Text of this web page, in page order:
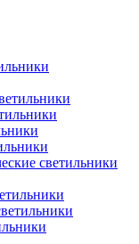
светильники